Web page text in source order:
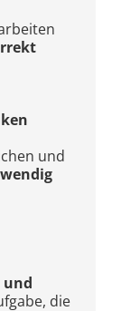
und
und
die